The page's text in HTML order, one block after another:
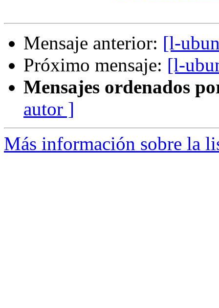
Mensaje anterior: [l-
Próximo mensaje: [l-
Mensajes ordenados
autor ]
Más información sobre la